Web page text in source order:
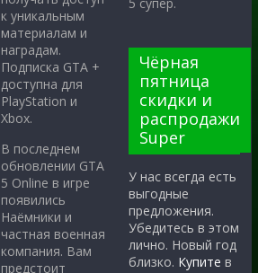
к уникальным
материалам и
наградам.
Подписка GTA +
доступна для
PlayStation и
Xbox.
В последнем
обновлении GTA
5 Online в игре
появились
Наёмники и
частная военная
компания. Вам
предстоит
Чёрная
пятница
скидки и
распродажи
Super
У нас всегда есть
выгодные
предложения.
Убедитесь в этом
лично. Новый год
близко. Купите в